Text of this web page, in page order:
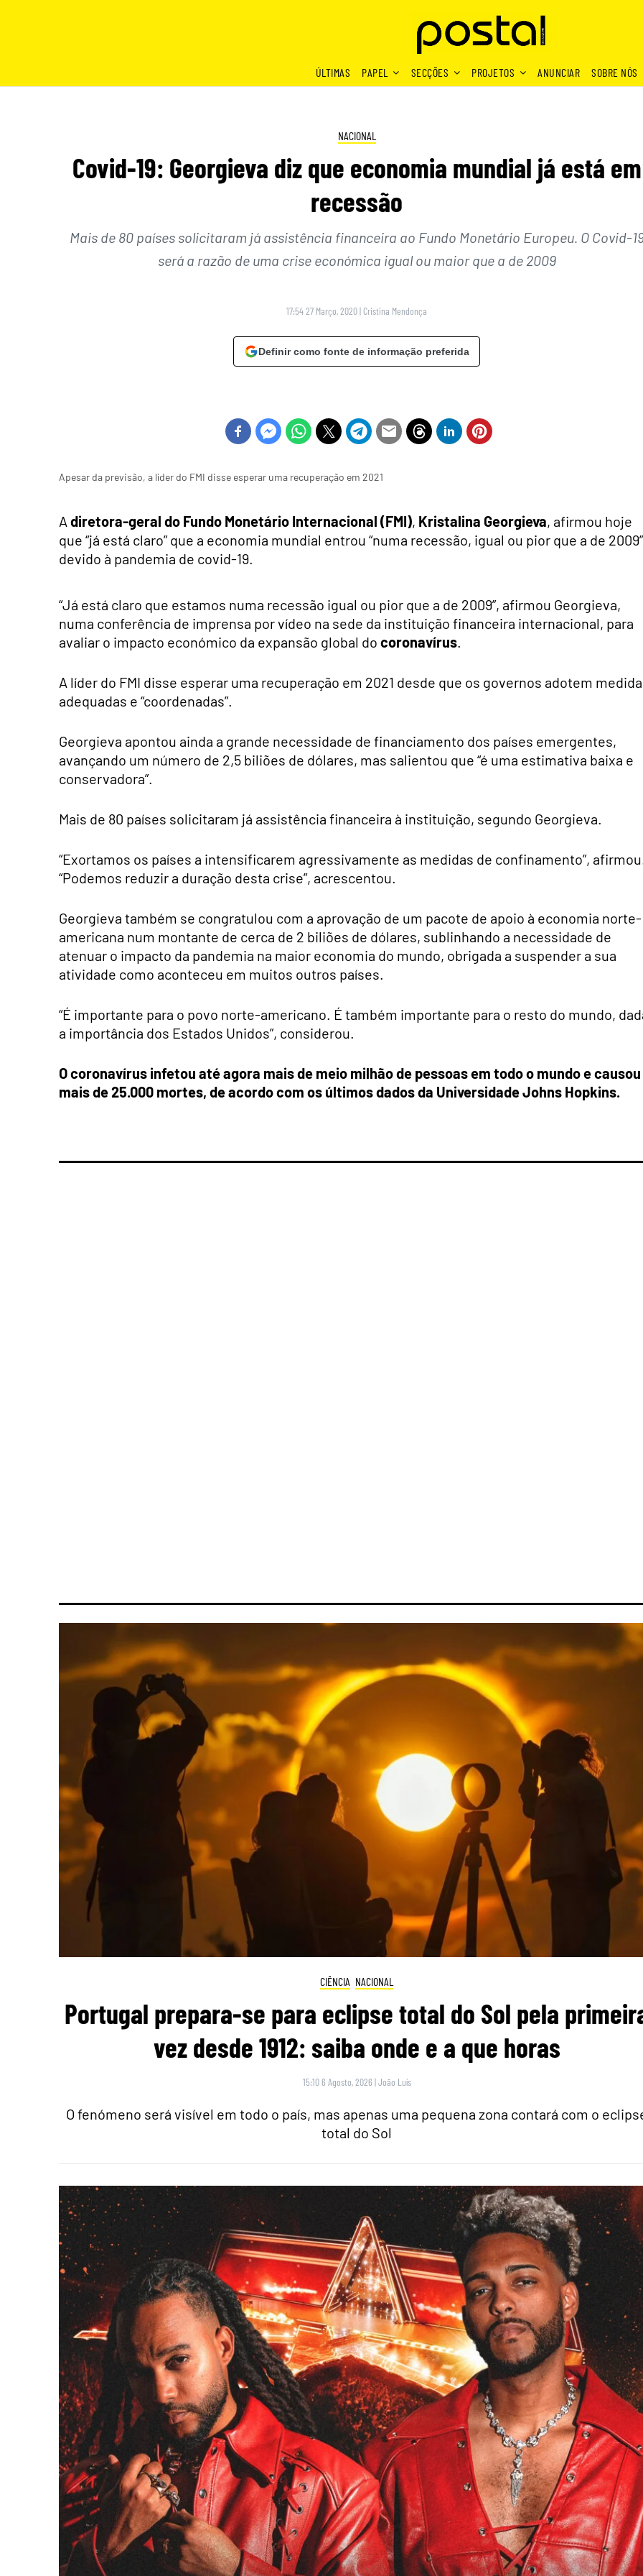
ÚLTIMAS
PAPEL SECÇÕES PROJETOS ANUNCIAR SOBRE NÓS
NACIONAL
Covid-19: Georgieva diz que economia mundial já está em
recessão
Mais de 80 países solicitaram já assistência financeira ao Fundo Monetário Europeu. O Covid-
será a razão de uma crise económica igual ou maior que a de 2009
17:54 27 Março, 2020| Cristina Mendonça
Definir como fonte de informação preferida
Apesar da previsão, a líder do FMI disse esperar uma recuperação em 2021
A diretora-geral do Fundo Monetário Internacional (FMI), Kristalina Georgieva, afirmou hoje
que “já está claro” que a economia mundial entrou “numa recessão, igual ou pior que a de 2009”
devido à pandemia de covid-19.
“Já está claro que estamos numa recessão igual ou pior que a de 2009”, afirmou Georgieva,
numa conferência de imprensa por vídeo na sede da instituição financeira internacional, para
avaliar o impacto económico da expansão global do coronavírus.
A líder do FMI disse esperar uma recuperação em 2021 desde que os governos adotem
adequadas e “coordenadas”.
Georgieva apontou ainda a grande necessidade de financiamento dos países emergentes,
avançando um número de 2,5 biliões de dólares, mas salientou que “é uma estimativa baixa e
conservadora”.
Mais de 80 países solicitaram já assistência financeira à instituição, segundo Georgieva.
“Exortamos os países a intensificarem agressivamente as medidas de confinamento”,
“Podemos reduzir a duração desta crise”, acrescentou.
Georgieva também se congratulou com a aprovação de um pacote de apoio à economia norte-
americana num montante de cerca de 2 biliões de dólares, sublinhando a necessidade de
atenuar o impacto da pandemia na maior economia do mundo, obrigada a suspender a sua
atividade como aconteceu em muitos outros países.
“É importante para o povo norte-americano. É também importante para o resto do mundo,
a importância dos Estados Unidos”, considerou.
O coronavírus infetou até agora mais de meio milhão de pessoas em todo o mundo e causou
mais de 25.000 mortes, de acordo com os últimos dados da Universidade Johns Hopkins.
CIÊNCIA NACIONAL
Portugal prepara-se para eclipse total do Sol pela
vez desde 1912: saiba onde e a que horas
15:10 6 Agosto, 2026 |João Luís
O fenómeno será visível em todo o país, mas apenas uma pequena zona contará com o
total do Sol